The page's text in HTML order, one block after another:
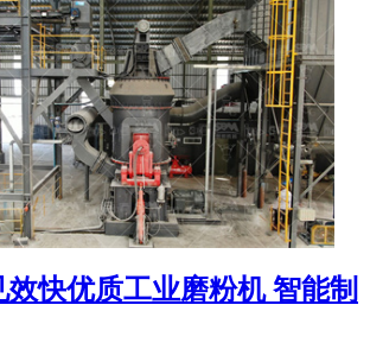
效快优质工业磨粉机 智能制